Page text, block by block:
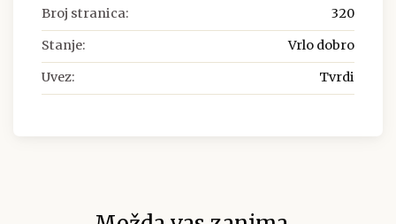
Broj stranica: 320
Stanje: Vrlo dobro
Uvez: Tvrdi